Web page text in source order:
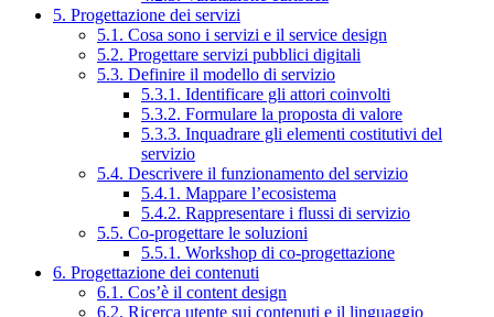
5. Progettazione dei servizi
5.1. Cosa sono i servizi e il service design
5.2. Progettare servizi pubblici digitali
5.3. Definire il modello di servizio
5.3.1. Identificare gli attori coinvolti
5.3.2. Formulare la proposta di valore
5.3.3. Inquadrare gli elementi costitutivi del
servizio
5.4. Descrivere il funzionamento del servizio
5.4.1. Mappare l’ecosistema
5.4.2. Rappresentare i flussi di servizio
5.5. Co-progettare le soluzioni
5.5.1. Workshop di co-progettazione
6. Progettazione dei contenuti
6.1. Cos’è il content design
6.2. Ricerca utente sui contenuti e il linguaggio